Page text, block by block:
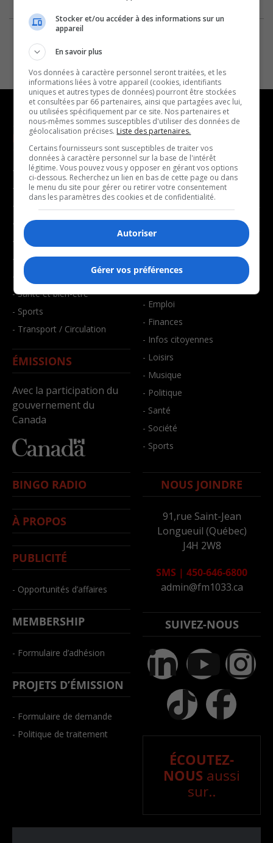
NOUVELLES
- Affaires municipales
- Communauté / Social
- Culture
- Économie
- Éducation
- Environnement
- Faits divers
- Santé et bien-être
- Sports
- Transport / Circulation
ÉMISSIONS
Avec la participation du
gouvernement du
Canada
MUSIQUE
- Décompte franco
- Joué récemment
BALADOS
- Art de vivre
- Bien-être
- Emploi
- Finances
- Infos citoyennes
- Loisirs
- Musique
- Politique
- Santé
- Société
- Sports
BINGO RADIO
À PROPOS
PUBLICITÉ
- Opportunités d’affaires
MEMBERSHIP
- Formulaire d’adhésion
PROJETS D’ÉMISSION
- Formulaire de demande
- Politique de traitement
NOUS JOINDRE
91,rue Saint-Jean
Longueuil (Québec)
J4H 2W8
SMS | 450-646-6800
admin@fm1033.ca
SUIVEZ-NOUS
ÉCOUTEZ-
NOUS aussi
sur..
Stocker et/ou accéder à des informations sur un
appareil
En savoir plus
Vos données à caractère personnel seront traitées, et les
informations liées à votre appareil (cookies, identifiants
uniques et autres types de données) pourront être stockées
et consultées par 66 partenaires, ainsi que partagées avec lui,
ou utilisées spécifiquement par ce site. Nos partenaires et
nous-mêmes sommes susceptibles d'utiliser des données de
géolocalisation précises. Liste des partenaires.
Certains fournisseurs sont susceptibles de traiter vos
données à caractère personnel sur la base de l'intérêt
légitime. Vous pouvez vous y opposer en gérant vos options
ci-dessous. Recherchez un lien en bas de cette page ou dans
le menu du site pour gérer ou retirer votre consentement
dans les paramètres des cookies et de confidentialité.
Autoriser
Gérer vos préférences